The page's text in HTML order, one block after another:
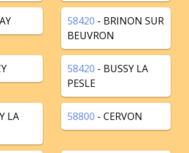
58420 - BRINON SUR
BEUVRON
58420 - BUSSY LA
PESLE
LA
58800 - CERVON